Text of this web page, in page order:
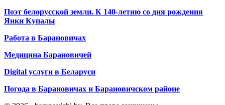
Поэт белорусской земли. К 140-летию со дня рождения
Янки Купалы
Работа в Барановичах
Медицина Барановичей
Digital услуги в Беларуси
Погода в Барановичах и Барановичском районе